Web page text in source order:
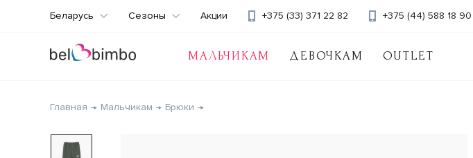
МАЛЬЧИКАМ ДЕВОЧКАМ OUTLET
+375 (33) 371 22 82 +375 (44) 588 18 90
Беларусь Сезоны Акции
Главная Мальчикам Брюки